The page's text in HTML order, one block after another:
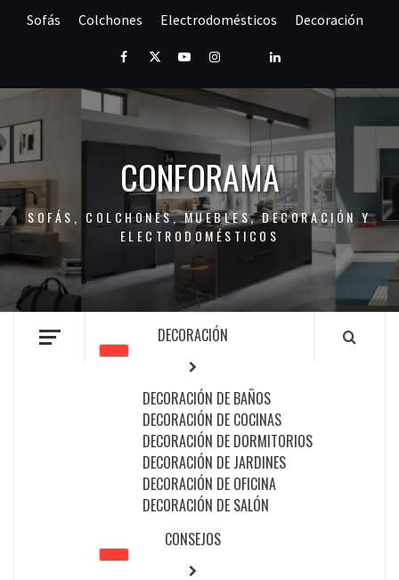
Sofás Colchones Electrodomésticos Decoración
FacebookTwitterYoutubeInstagramPinterestLinkedIn
CONFORAMA
SOFÁS, COLCHONES, MUEBLES, DECORACIÓN Y
ELECTRODOMÉSTICOS
DECORACIÓN
DECORACIÓN DE BAÑOS
DECORACIÓN DE COCINAS
DECORACIÓN DE DORMITORIOS
DECORACIÓN DE JARDINES
DECORACIÓN DE OFICINA
DECORACIÓN DE SALÓN
CONSEJOS